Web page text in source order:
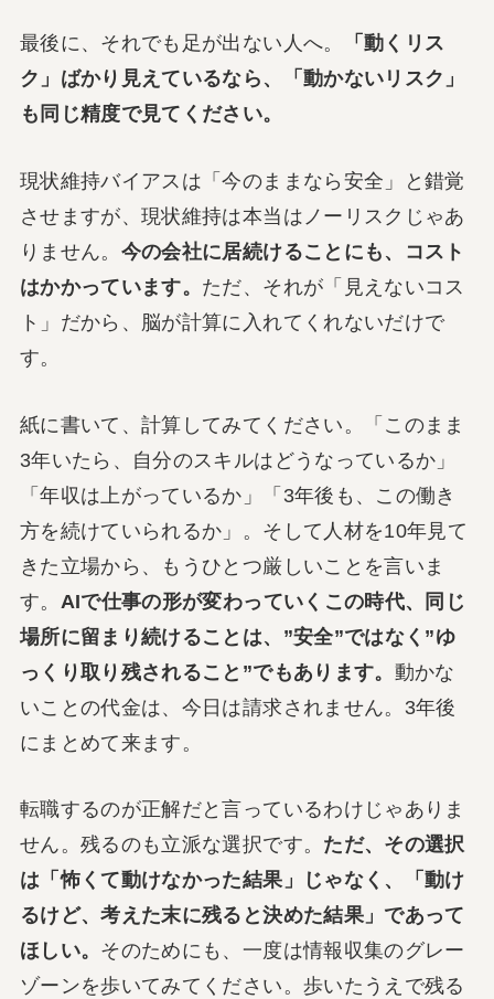
最後に、それでも足が出ない人へ。
「動くリス
ク」ばかり見えているなら、「動かないリスク」
も同じ精度で見てください。
現状維持バイアスは「今のままなら安全」と錯覚
させますが、現状維持は本当はノーリスクじゃあ
りません。 今の会社に居続けることにも、コスト
はかかっています。 ただ、それが「見えないコス
ト」だから、脳が計算に入れてくれないだけで
す。
紙に書いて、計算してみてください。「このまま
3年いたら、自分のスキルはどうなっているか」
「年収は上がっているか」「3年後も、この働き
方を続けていられるか」。そして人材を10年見て
きた立場から、もうひとつ厳しいことを言いま
す。 AIで仕事の形が変わっていくこの時代、同じ
場所に留まり続けることは、”安全”ではなく”ゆ
っくり取り残されること”でもあります。 動かな
いことの代金は、今日は請求されません。3年後
にまとめて来ます。
転職するのが正解だと言っているわけじゃありま
せん。残るのも立派な選択です。 ただ、その選択
は「怖くて動けなかった結果」じゃなく、「動け
るけど、考えた末に残ると決めた結果」であって
ほしい。 そのためにも、一度は情報収集のグレー
ゾーンを歩いてみてください。歩いたうえで残る